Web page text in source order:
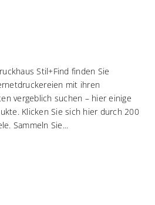
Stil+Find finden Sie
mit ihren
vergeblich suchen – hier einige
Klicken Sie sich hier durch 200
Sammeln Sie...